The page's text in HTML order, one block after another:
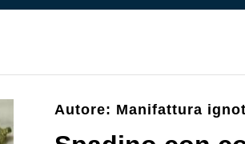
Sala Affetti
Autore: Manifattura